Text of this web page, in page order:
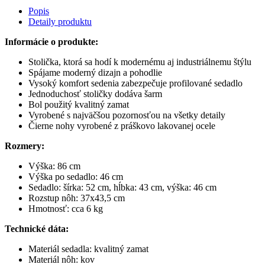
Popis
Detaily produktu
Informácie o produkte:
Stolička, ktorá sa hodí k modernému aj industriálnemu štýlu
Spájame moderný dizajn a pohodlie
Vysoký komfort sedenia zabezpečuje profilované sedadlo
Jednoduchosť stoličky dodáva šarm
Bol použitý kvalitný zamat
Vyrobené s najväčšou pozornosťou na všetky detaily
Čierne nohy vyrobené z práškovo lakovanej ocele
Rozmery:
Výška: 86 cm
Výška po sedadlo: 46 cm
Sedadlo: šírka: 52 cm, hĺbka: 43 cm, výška: 46 cm
Rozstup nôh: 37x43,5 cm
Hmotnosť: cca 6 kg
Technické dáta:
Materiál sedadla: kvalitný zamat
Materiál nôh: kov